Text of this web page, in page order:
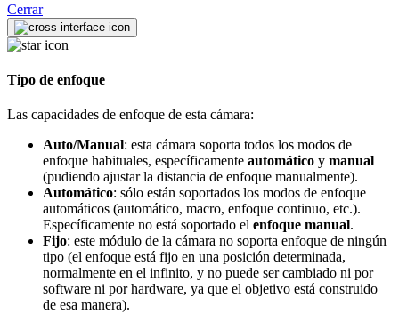
Cerrar
Tipo de enfoque
Las capacidades de enfoque de esta cámara:
Auto/Manual: esta cámara soporta todos los modos de
enfoque habituales, específicamente automático y manual
(pudiendo ajustar la distancia de enfoque manualmente).
Automático: sólo están soportados los modos de enfoque
automáticos (automático, macro, enfoque continuo, etc.).
Específicamente no está soportado el enfoque manual.
Fijo: este módulo de la cámara no soporta enfoque de ningún
tipo (el enfoque está fijo en una posición determinada,
normalmente en el infinito, y no puede ser cambiado ni por
software ni por hardware, ya que el objetivo está construido
de esa manera).